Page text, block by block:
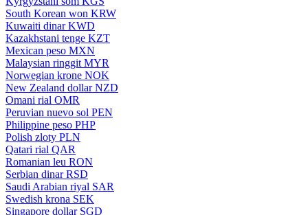
South Korean won KRW
Kuwaiti dinar KWD
Kazakhstani tenge KZT
Mexican peso MXN
Malaysian ringgit MYR
Norwegian krone NOK
New Zealand dollar NZD
Omani rial OMR
Peruvian nuevo sol PEN
Philippine peso PHP
Polish zloty PLN
Qatari rial QAR
Romanian leu RON
Serbian dinar RSD
Saudi Arabian riyal SAR
Swedish krona SEK
Singapore dollar SGD